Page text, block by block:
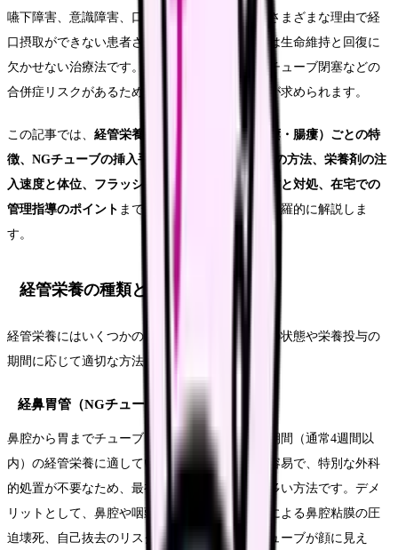
嚥下障害、意識障害、口腔・食道の疾患など、さまざまな理由で経
口摂取ができない患者さんにとって、経管栄養は生命維持と回復に
欠かせない治療法です。しかし、誤嚥性肺炎やチューブ閉塞などの
合併症リスクがあるため、正しい手技と観察力が求められます。
この記事では、 経管栄養の種類（経鼻胃管・胃瘻・腸瘻）ごとの特
徴、NGチューブの挿入手順、チューブ位置確認の方法、栄養剤の注
入速度と体位、フラッシュの方法、合併症の予防と対処、在宅での
管理指導のポイント まで、現場で必要な知識を網羅的に解説しま
す。
経管栄養の種類と選択基準
経管栄養にはいくつかの方法があり、患者さんの状態や栄養投与の
期間に応じて適切な方法を選択します。
経鼻胃管（NGチューブ）
鼻腔から胃までチューブを挿入する方法で、短期間（通常4週間以
内）の経管栄養に適しています。挿入が比較的容易で、特別な外科
的処置が不要なため、最初に選択されることが多い方法です。デメ
リットとして、鼻腔や咽頭の不快感、チューブによる鼻腔粘膜の圧
迫壊死、自己抜去のリスク、外見上の問題（チューブが顔に見え